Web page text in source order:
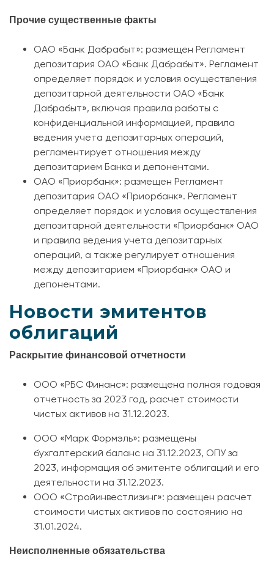
Прочие существенные факты
ОАО «Банк Дабрабыт»: размещен Регламент
депозитария ОАО «Банк Дабрабыт». Регламент
определяет порядок и условия осуществления
депозитарной деятельности ОАО «Банк
Дабрабыт», включая правила работы с
конфиденциальной информацией, правила
ведения учета депозитарных операций,
регламентирует отношения между
депозитарием Банка и депонентами.
ОАО «Приорбанк»: размещен Регламент
депозитария ОАО «Приорбанк». Регламент
определяет порядок и условия осуществления
депозитарной деятельности «Приорбанк» ОАО
и правила ведения учета депозитарных
операций, а также регулирует отношения
между депозитарием «Приорбанк» ОАО и
депонентами.
Новости эмитентов
облигаций
Раскрытие финансовой отчетности
ООО «РБС Финанс»: размещена полная годовая
отчетность за 2023 год, расчет стоимости
чистых активов на 31.12.2023.
ООО «Марк Формэль»: размещены
бухгалтерский баланс на 31.12.2023, ОПУ за
2023, информация об эмитенте облигаций и его
деятельности на 31.12.2023.
ООО «Стройинвестлизинг»: размещен расчет
стоимости чистых активов по состоянию на
31.01.2024.
Неисполненные обязательства